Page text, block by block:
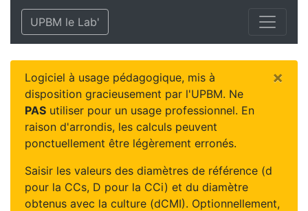
UPBM le Lab'
×
Logiciel à usage pédagogique, mis à
disposition gracieusement par l'UPBM. Ne
PAS utiliser pour un usage professionnel. En
raison d'arrondis, les calculs peuvent
ponctuellement être légèrement erronés.
Saisir les valeurs des diamètres de référence (d
pour la CCs, D pour la CCi) et du diamètre
obtenus avec la culture (dCMI). Optionnellement,